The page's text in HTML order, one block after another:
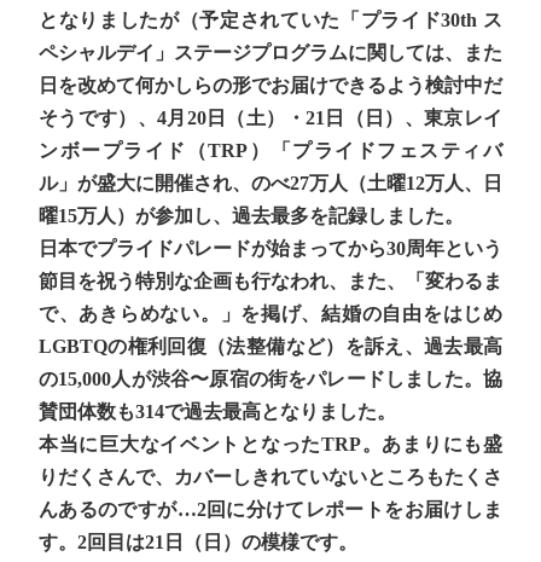
となりましたが（予定されていた「プライド30th ス
ペシャルデイ」ステージプログラムに関しては、また
日を改めて何かしらの形でお届けできるよう検討中だ
そうです）、4月20日（土）・21日（日）、東京レイ
ンボープライド（TRP）「プライドフェスティバ
ル」が盛大に開催され、のべ27万人（土曜12万人、日
曜15万人）が参加し、過去最多を記録しました。
日本でプライドパレードが始まってから30周年という
節目を祝う特別な企画も行なわれ、また、「変わるま
で、あきらめない。」を掲げ、結婚の自由をはじめ
LGBTQの権利回復（法整備など）を訴え、過去最高
の15,000人が渋谷〜原宿の街をパレードしました。協
賛団体数も314で過去最高となりました。
本当に巨大なイベントとなったTRP。あまりにも盛
りだくさんで、カバーしきれていないところもたくさ
んあるのですが…2回に分けてレポートをお届けしま
す。2回目は21日（日）の模様です。